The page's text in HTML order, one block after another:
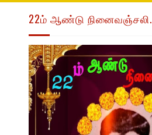
22ம் ஆண்டு நினைவஞ்சலி.